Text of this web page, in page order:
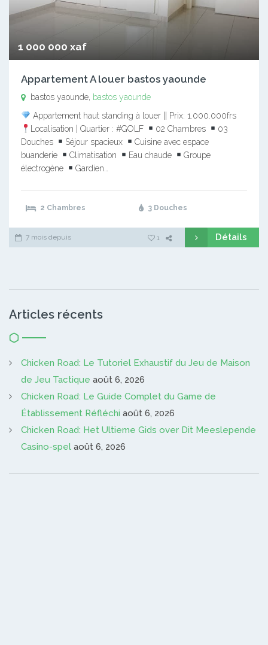
1 000 000 xaf
Appartement A louer bastos yaounde
bastos yaounde, bastos yaounde
Appartement haut standing à louer || Prix: 1.000.000frs
Localisation | Quartier : #GOLF
02 Chambres
03
Douches
Séjour spacieux
Cuisine avec espace
buanderie
Climatisation Eau chaude
Groupe
électrogène
Gardien…
2 Chambres 3 Douches
7 mois depuis 1 Détails
Articles récents
Chicken Road: Le Tutoriel Exhaustif du Jeu de Maison
de Jeu Tactique août 6, 2026
Chicken Road: Le Guide Complet du Game de
Établissement Réfléchi août 6, 2026
Chicken Road: Het Ultieme Gids over Dit Meeslepende
Casino-spel août 6, 2026